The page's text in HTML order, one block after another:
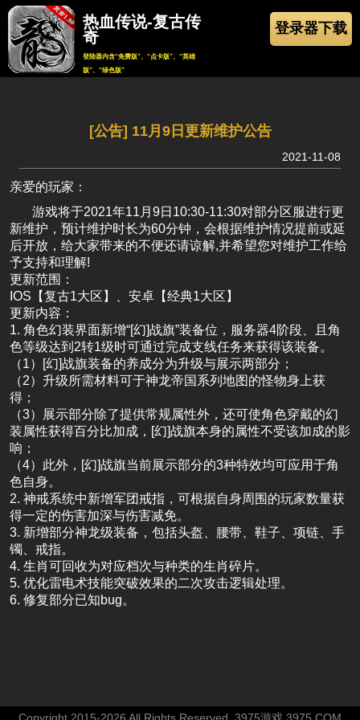
热血传说-复古传
奇
登陆器内含“免费版”、“点卡版”、“英雄
版”、“绿色版”
登录器下载
返回
[公告] 11月9日更新维护公告
2021-11-08
亲爱的玩家：
游戏将于2021年11月9日10:30-11:30对部分区服进行更
新维护，预计维护时长为60分钟，会根据维护情况提前或延
后开放，给大家带来的不便还请谅解,并希望您对维护工作给
予支持和理解!
更新范围：
IOS【复古1大区】、安卓【经典1大区】
更新内容：
1. 角色幻装界面新增“[幻]战旗”装备位，服务器4阶段、且角
色等级达到2转1级时可通过完成支线任务来获得该装备。
（1）[幻]战旗装备的养成分为升级与展示两部分；
（2）升级所需材料可于神龙帝国系列地图的怪物身上获
得；
（3）展示部分除了提供常规属性外，还可使角色穿戴的幻
装属性获得百分比加成，[幻]战旗本身的属性不受该加成的影
响；
（4）此外，[幻]战旗当前展示部分的3种特效均可应用于角
色自身。
2. 神戒系统中新增军团戒指，可根据自身周围的玩家数量获
得一定的伤害加深与伤害减免。
3. 新增部分神龙级装备，包括头盔、腰带、鞋子、项链、手
镯、戒指。
4. 生肖可回收为对应档次与种类的生肖碎片。
5. 优化雷电术技能突破效果的二次攻击逻辑处理。
6. 修复部分已知bug。
Copyright 2015-2026 All Rights Reserved. 3975游戏 3975.COM